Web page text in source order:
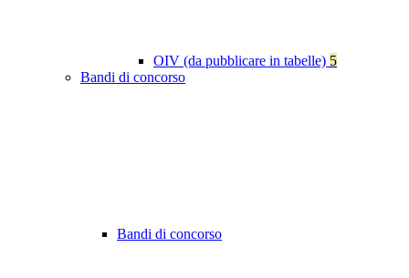
OIV (da pubblicare in tabelle) 5
Bandi di concorso
Bandi di concorso